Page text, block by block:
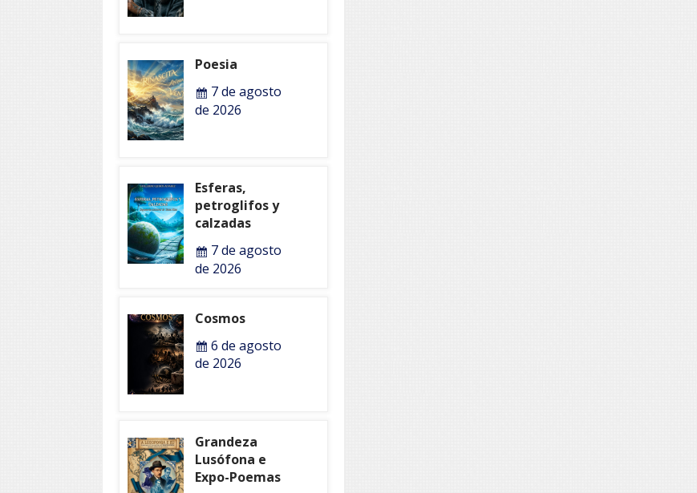
Poesia
7 de agosto
de 2026
Esferas,
petroglifos y
calzadas
7 de agosto
de 2026
Cosmos
6 de agosto
de 2026
Grandeza
Lusófona e
Expo-Poemas